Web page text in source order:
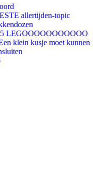
allertijden-topic
LEGOOOOOOOOOOO
klein kusje moet kunnen